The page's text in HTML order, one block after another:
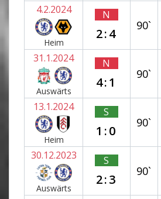
4.2.2024
Heim
N
2:4
90`
31.1.2024
Auswärts
N
4:1
90`
13.1.2024
Heim
S
1:0
90`
30.12.2023
Auswärts
S
2:3
90`